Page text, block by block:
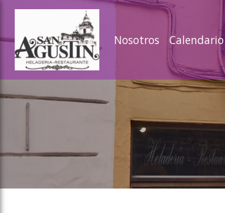
slideout menu.
Nosotros Calendario